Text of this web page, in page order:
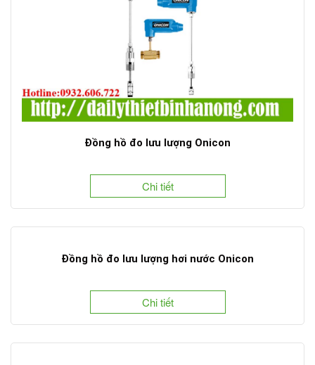
Đồng hồ đo lưu lượng Onicon
Chi tiết
Đồng hồ đo lưu lượng hơi nước Onicon
Chi tiết